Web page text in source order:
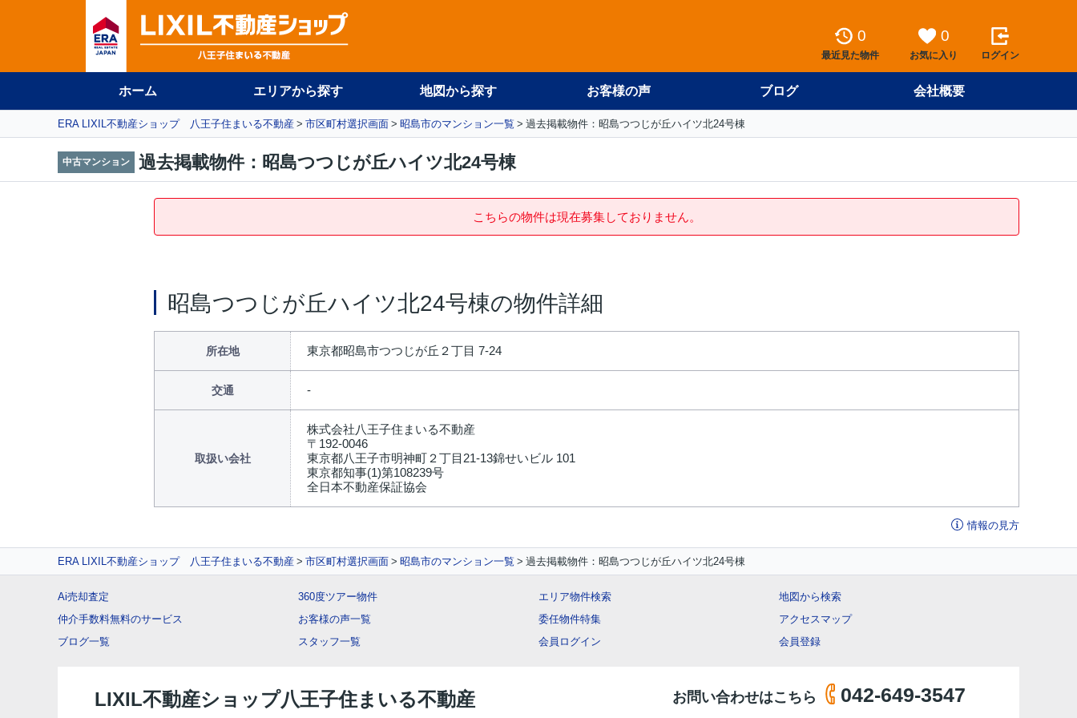
0
最近見た物件
0
お気に入り ログイン
ホーム エリアから探す 地図から探す お客様の声 ブログ 会社概要
ERA LIXIL不動産ショップ 八王子住まいる不動産 市区町村選択画面 昭島市のマンション一覧 過去掲載物件：昭島つつじが丘ハイツ北24号棟
中古マンション 過去掲載物件：昭島つつじが丘ハイツ北24号棟
こちらの物件は現在募集しておりません。
昭島つつじが丘ハイツ北24号棟の物件詳細
所在地 東京都昭島市つつじが丘２丁目 7-24
交通
取扱い会社
株式会社八王子住まいる不動産
〒192-0046
東京都八王子市明神町２丁目21-13錦せいビル 101
東京都知事(1)第108239号
全日本不動産保証協会
情報の見方
ERA LIXIL不動産ショップ 八王子住まいる不動産 市区町村選択画面 昭島市のマンション一覧 過去掲載物件：昭島つつじが丘ハイツ北24号棟
Ai売却査定
仲介手数料無料のサービス
ブログ一覧
360度ツアー物件
お客様の声一覧
スタッフ一覧
エリア物件検索
委任物件特集
会員ログイン
地図から検索
アクセスマップ
会員登録
LIXIL不動産ショップ八王子住まいる不動産 お問い合わせはこちら 042-649-3547